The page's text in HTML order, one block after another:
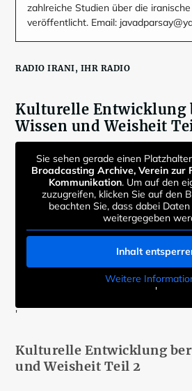
zahlreiche Studien über die
veröffentlicht. Email:
RADIO IRANI, IHR RADIO
Kulturelle Entwicklung
Wissen und Weisheit
Sie sehen gerade einen
Broadcasting Archive, Verein zur
Kommunikation. Um auf den
zuzugreifen, klicken Sie auf den
beachten Sie, dass dabei
weitergegeben
Inhalt
Weitere
'
'
Kulturelle Entwicklung
und Weisheit Teil 2